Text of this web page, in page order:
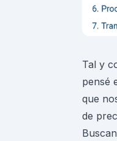
Tal y
pensé
que
de